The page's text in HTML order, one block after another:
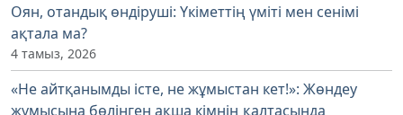
Оян, отандық өндіруші: Үкіметтің үміті мен сенімі
ақтала ма?
4 тамыз, 2026
«Не айтқанымды істе, не жұмыстан кет!»: Жөндеу
жұмысына бөлінген ақша кімнің қалтасында